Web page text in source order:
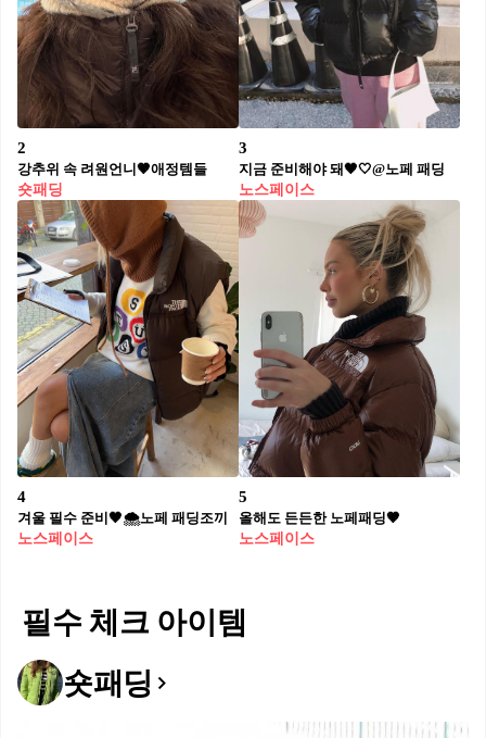
2
강추위 속 려원언니🤎애정템들
숏패딩
3
지금 준비해야 돼🖤🤍@노페 패딩
노스페이스
4
겨울 필수 준비🖤🌨️노페 패딩조끼
노스페이스
5
올해도 든든한 노페패딩🤎
노스페이스
필수 체크 아이템
숏패딩